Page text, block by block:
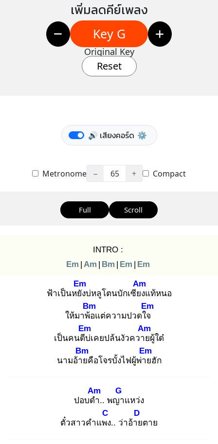
เพิ่มลดคีย์เพลง
Key G
Original Key
Reset
🔊 เสียงคอร์ด ⚙️
Metronome − 65 + Compact
Full Scroll
INTRO :
Em | Am | Bm | Em | Em
ฟ้าเป็นหยัง
Em
บ่หลูโตนบักเซียง
Am
แท้หนอ
ให้มาพ้อ
Bm
แต่ความปวดใจ
Em
เป็นคนดีบ่
Em
เคยปล้นงัวควาย
Am
ผู้ใด๋
นามอ้าย
Bm
คือโจรบั้งไฟผู้พ่าย
Em
ฮัก
ปอบดำ
Am
.. พญา
G
แหว่ง
ตั๋วสาวคำแพง
C
.. ว่าอ้าย
D
ตาย